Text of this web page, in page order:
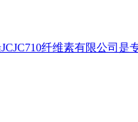
纤维素有限公司是